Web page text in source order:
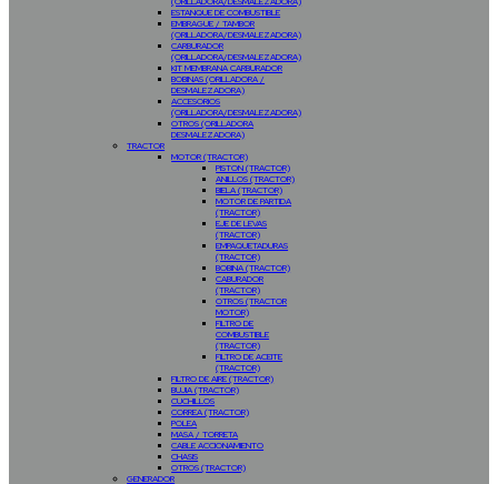
ESTANQUE DE COMBUSTIBLE
EMBRAGUE / TAMBOR
(ORILLADORA/DESMALEZADORA)
CARBURADOR
(ORILLADORA/DESMALEZADORA)
KIT MEMBRANA CARBURADOR
BOBINAS (ORILLADORA /
DESMALEZADORA)
ACCESORIOS
(ORILLADORA/DESMALEZADORA)
OTROS (ORILLADORA
DESMALEZADORA)
TRACTOR
MOTOR (TRACTOR)
PISTON (TRACTOR)
ANILLOS (TRACTOR)
BIELA (TRACTOR)
MOTOR DE PARTIDA
(TRACTOR)
EJE DE LEVAS
(TRACTOR)
EMPAQUETADURAS
(TRACTOR)
BOBINA (TRACTOR)
CABURADOR
(TRACTOR)
OTROS (TRACTOR
MOTOR)
FILTRO DE
COMBUSTIBLE
(TRACTOR)
FILTRO DE ACEITE
(TRACTOR)
FILTRO DE AIRE (TRACTOR)
BUJIA (TRACTOR)
CUCHILLOS
CORREA (TRACTOR)
POLEA
MASA / TORRETA
CABLE ACCIONAMIENTO
CHASIS
OTROS (TRACTOR)
GENERADOR